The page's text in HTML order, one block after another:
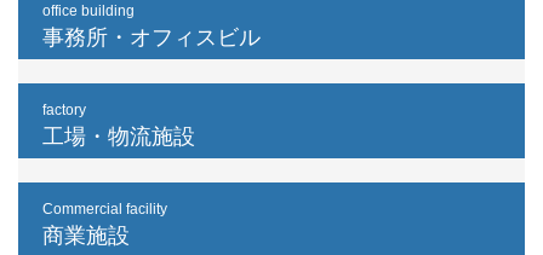
office building
事務所・オフィスビル
factory
工場・物流施設
Commercial facility
商業施設